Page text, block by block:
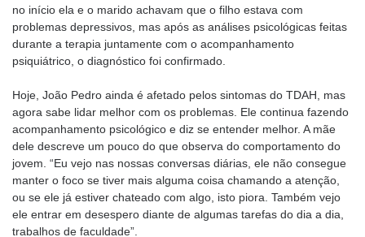
no início ela e o marido achavam que o filho estava com
problemas depressivos, mas após as análises psicológicas feitas
durante a terapia juntamente com o acompanhamento
psiquiátrico, o diagnóstico foi confirmado.
Hoje, João Pedro ainda é afetado pelos sintomas do TDAH, mas
agora sabe lidar melhor com os problemas. Ele continua fazendo
acompanhamento psicológico e diz se entender melhor. A mãe
dele descreve um pouco do que observa do comportamento do
jovem. “Eu vejo nas nossas conversas diárias, ele não consegue
manter o foco se tiver mais alguma coisa chamando a atenção,
ou se ele já estiver chateado com algo, isto piora. Também vejo
ele entrar em desespero diante de algumas tarefas do dia a dia,
trabalhos de faculdade”.